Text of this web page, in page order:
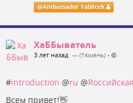
@Ambassador Tablicek
ХаББыватель
3 лет назад — (Тюмень) •
#introduction @ru @
Всем привет!👋